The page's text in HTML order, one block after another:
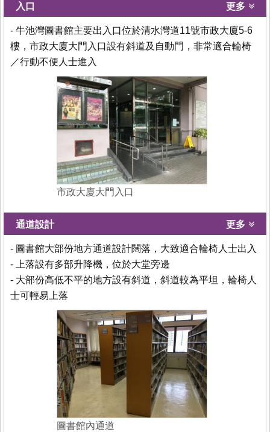
入口 更多
- 牛池灣圖書館主要出入口位於清水灣道11號市政大廈5-6
樓，市政大廈大門入口設有斜道及自動門，非常適合輪椅
／行動不便人士進入
市政大廈大門入口
通道設計 更多
- 圖書館大部份地方通道設計闊落，大致適合輪椅人士出入
- 上落設有多部升降機，位於大堂旁邊
- 大部份高低不平的地方設有斜道，斜道較為平坦，輪椅人
士可輕易上落
圖書館內通道